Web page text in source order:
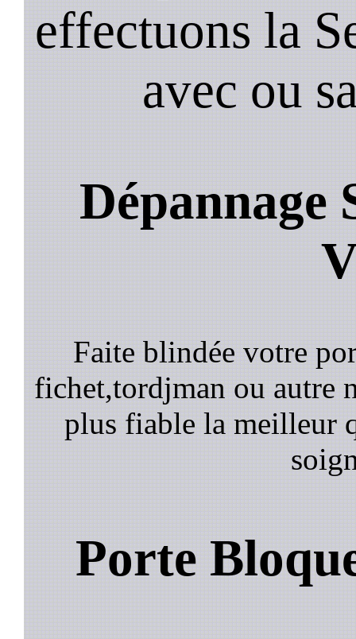
effectuons la
avec ou
Dépannage
Faite blindée votre
fichet,tordjman ou autre
plus fiable la meilleur
Porte